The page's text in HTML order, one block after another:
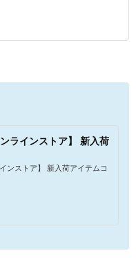
ラインストア】 新入荷
ンストア】 新入荷アイテムコ